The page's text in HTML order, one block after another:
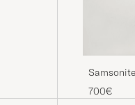
Aluminium
700€